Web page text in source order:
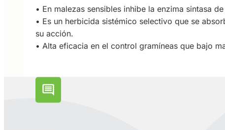
• En malezas sensibles inhibe la enzima sintasa
• Es un herbicida sistémico selectivo que se
su acción.
• Alta eficacia en el control gramíneas que bajo